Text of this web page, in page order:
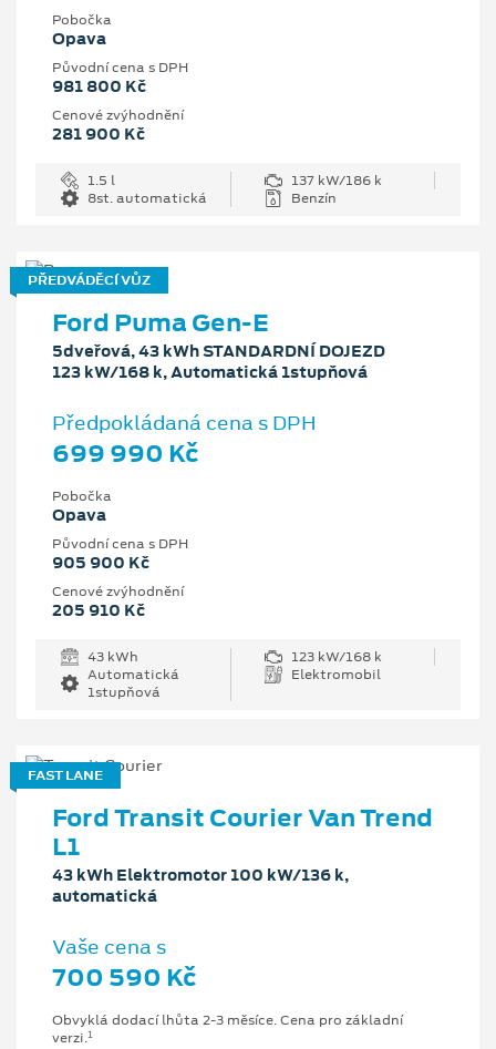
Pobočka
Opava
Původní cena s DPH
981 800 Kč
Cenové zvýhodnění
281 900 Kč
1.5 l
137 kW/186 k
8st. automatická
Benzín
PŘEDVÁDĚCÍ VŮZ
Ford Puma Gen-E
5dveřová, 43 kWh STANDARDNÍ DOJEZD
123 kW/168 k, Automatická 1stupňová
Předpokládaná cena s DPH
699 990 Kč
Pobočka
Opava
Původní cena s DPH
905 900 Kč
Cenové zvýhodnění
205 910 Kč
43 kWh
123 kW/168 k
Automatická
1stupňová
Elektromobil
FAST LANE
Ford Transit Courier Van Trend
L1
43 kWh Elektromotor 100 kW/136 k,
automatická
Vaše cena s
700 590 Kč
Obvyklá dodací lhůta 2-3 měsíce. Cena pro základní
verzi.1